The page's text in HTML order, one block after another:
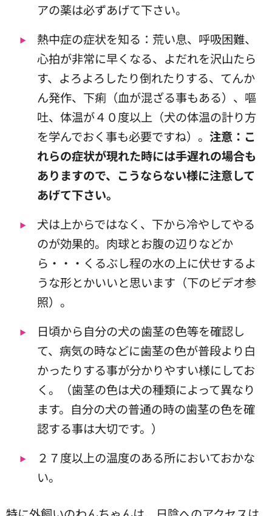
アの薬は必ずあげて下さい。
熱中症の症状を知る：荒い息、呼吸困難、
心拍が非常に早くなる、よだれを沢山たら
す、よろよろしたり倒れたりする、てんか
ん発作、下痢（血が混ざる事もある）、嘔
吐、体温が４０度以上（犬の体温の計り方
を学んでおく事も必要ですね）。注意：こ
れらの症状が現れた時には手遅れの場合も
ありますので、こうならない様に注意して
あげて下さい。
犬は上からではなく、下から冷やしてやる
のが効果的。肉球とお腹の辺りなどか
ら・・・くるぶし程の水の上に伏せするよ
うな形とかいいと思います（下のビデオ参
照）。
日頃から自分の犬の歯茎の色等を確認し
て、病気の時などに歯茎の色が普段より白
かったりする事が分かりやすい様にしてお
く。（歯茎の色は犬の種類によって異なり
ます。自分の犬の普通の時の歯茎の色を確
認する事は大切です。）
２７度以上の温度のある所においておかな
い。